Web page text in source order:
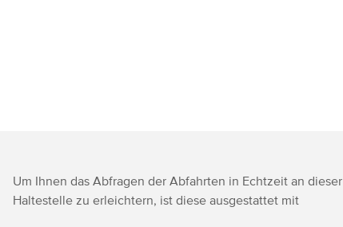
Um Ihnen das Abfragen der Abfahrten in Echtzeit an dieser
Haltestelle zu erleichtern, ist diese ausgestattet mit